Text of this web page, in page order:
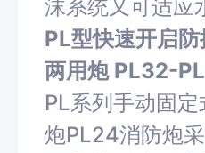
沫系统又可适应
PL型快速开启
两用炮 PL32-
PL系列手动固
炮PL24消防炮